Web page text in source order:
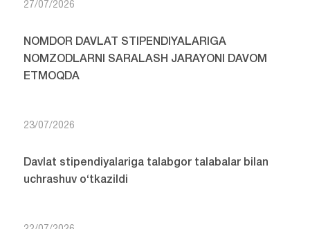
27/07/2026
NOMDOR DAVLAT STIPENDIYALARIGA
NOMZODLARNI SARALASH JARAYONI DAVOM
ETMOQDA
23/07/2026
Davlat stipendiyalariga talabgor talabalar bilan
uchrashuv o‘tkazildi